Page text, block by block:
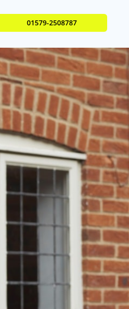
01579-2508787